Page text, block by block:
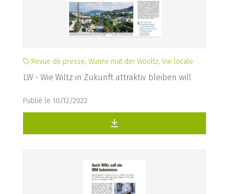
Revue de presse, Wunne mat der Wooltz, Vie locale
LW - Wie Wiltz in Zukunft attraktiv bleiben will
Publié le 10/12/2022